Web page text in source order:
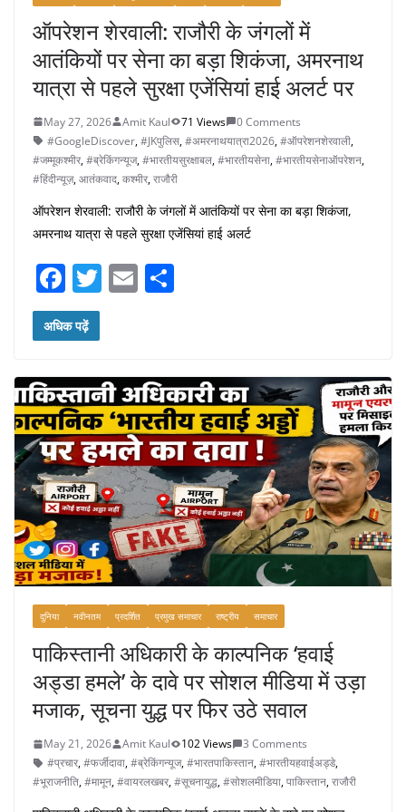
ऑपरेशन शेरवाली: राजौरी के जंगलों में
आतंकियों पर सेना का बड़ा शिकंजा, अमरनाथ
यात्रा से पहले सुरक्षा एजेंसियां हाई अलर्ट पर
May 27, 2026 Amit Kaul 71 Views
0 Comments
#GoogleDiscover,#JKपुलिस,#अमरनाथयात्रा2026,#ऑपरेशनशेरवाली,
#जम्मूकश्मीर,#ब्रेकिंगन्यूज,#भारतीयसुरक्षाबल,#भारतीयसेना,#भारतीयसेनाऑपरेशन,
#हिंदीन्यूज़,आतंकवाद,कश्मीर,राजौरी
ऑपरेशन शेरवाली: राजौरी के जंगलों में आतंकियों पर सेना का बड़ा शिकंजा,
अमरनाथ यात्रा से पहले सुरक्षा एजेंसियां हाई अलर्ट
F
a
c
b
o
o
k
T E
अधिक पढ़ें
दुनिया नवीनतम प्रदर्शित प्रमुख समाचार राष्ट्रीय समाचार
पाकिस्तानी अधिकारी के काल्पनिक ‘हवाई
अड्डा हमले’ के दावे पर सोशल मीडिया में उड़ा
मजाक, सूचना युद्ध पर फिर उठे सवाल
May 21, 2026 Amit Kaul 102 Views
3 Comments
#प्रचार,#फर्जीदावा,#ब्रेकिंगन्यूज,#भारतपाकिस्तान,#भारतीयहवाईअड्डे,
#भूराजनीति,#मामून,#वायरलखबर,#सूचनायुद्ध,#सोशलमीडिया,पाकिस्तान,राजौरी